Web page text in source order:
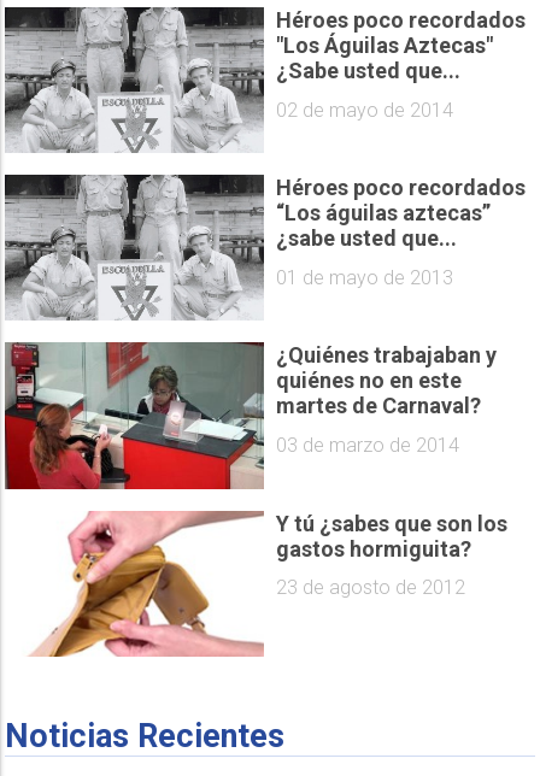
Héroes poco recordados
"Los Águilas Aztecas"
¿Sabe usted que...
02 de mayo de 2014
Héroes poco recordados
“Los águilas aztecas”
¿sabe usted que...
01 de mayo de 2013
¿Quiénes trabajaban y
quiénes no en este
martes de Carnaval?
03 de marzo de 2014
Y tú ¿sabes que son los
gastos hormiguita?
23 de agosto de 2012
Noticias Recientes